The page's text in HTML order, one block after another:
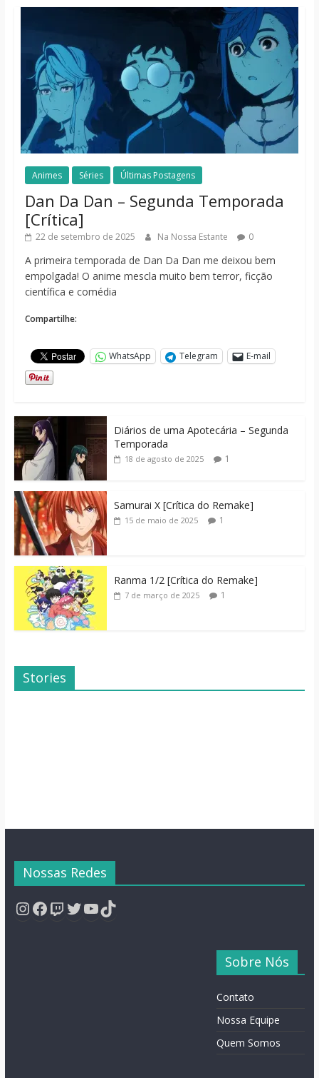
Animes Séries Últimas Postagens
Dan Da Dan – Segunda Temporada
[Crítica]
22 de setembro de 2025 Na Nossa Estante 0
A primeira temporada de Dan Da Dan me deixou bem
empolgada! O anime mescla muito bem terror, ficção
científica e comédia
Compartilhe:
WhatsApp Telegram E-mail
Diários de uma Apotecária – Segunda
Temporada
18 de agosto de 2025 1
Samurai X [Crítica do Remake]
15 de maio de 2025 1
Ranma 1/2 [Crítica do Remake]
7 de março de 2025 1
Stories
Dicas de Filmes
Para o Fim de
Família Inusitada
Nossas Redes
Instagram
Facebook
Twitch
Twitter
YouTube
TikTok
Sobre Nós
Contato
Nossa Equipe
Quem Somos